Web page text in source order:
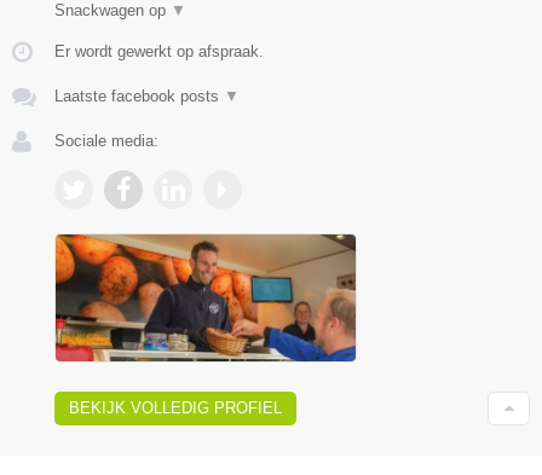
Snackwagen op ▼
Er wordt gewerkt op afspraak.
Laatste facebook posts ▼
Sociale media:
BEKIJK VOLLEDIG PROFIEL